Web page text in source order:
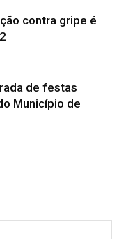
contra gripe é
de festas
Município de